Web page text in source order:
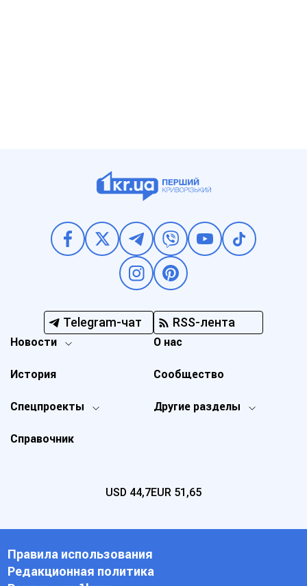
Telegram-чат RSS-лента
Новости
Спецпроекты Другие разделы
История
О нас
Справочник
Сообщество
USD 44,7EUR 51,65
Правила использования
Редакционная политика